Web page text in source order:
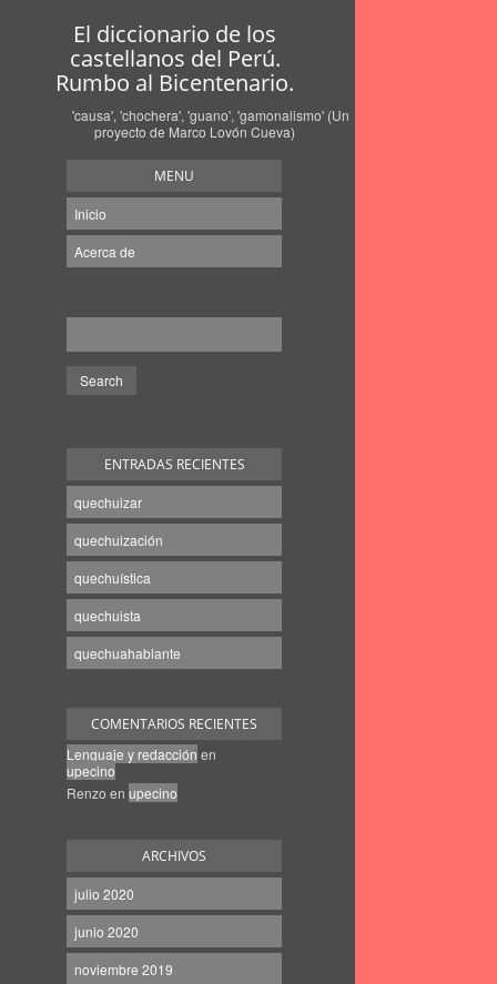
El diccionario de los
castellanos del Perú.
Rumbo al Bicentenario.
'causa', 'chochera', 'guano', 'gamonalismo' (Un
proyecto de Marco Lovón Cueva)
MENU
Inicio
Acerca de
ENTRADAS RECIENTES
quechuizar
quechuización
quechuística
quechuista
quechuahablante
COMENTARIOS RECIENTES
Lenguaje y redacción en
upecino
Renzo en upecino
ARCHIVOS
julio 2020
junio 2020
noviembre 2019